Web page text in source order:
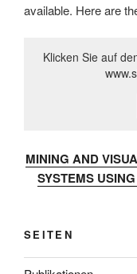
available. Here are
Klicken Sie auf
MINING AND
SYSTEMS
SEITEN